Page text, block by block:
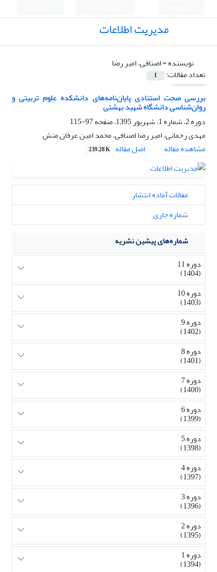
مدیریت اطلاعات
نویسنده =اصنافی، امیر رضا
تعداد مقالات:
1
بررسی صحت استنادی پایان‌نامه‌های دانشکده علوم تربیتی و
روان‌شناسی دانشگاه شهید بهشتی
دوره 2، شماره 1، شهریور 1395، صفحه
97-115
مهدی رحمانی، امیر رضا اصنافی، محمد امین عرفان منش
مشاهده مقاله
اصل مقاله 239.28 K
مقالات آماده انتشار
شماره جاری
شماره‌های پیشین نشریه
دوره 11
(1404)
دوره 10
(1403)
دوره 9
(1402)
دوره 8
(1401)
دوره 7
(1400)
دوره 6
(1399)
دوره 5
(1398)
دوره 4
(1397)
دوره 3
(1396)
دوره 2
(1395)
دوره 1
(1394)